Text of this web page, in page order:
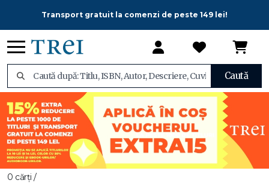
Transport gratuit la comenzi de peste 149 lei!
Caută
0 cărți /